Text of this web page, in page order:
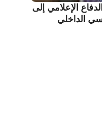
الإعلامي إلى
الداخلي